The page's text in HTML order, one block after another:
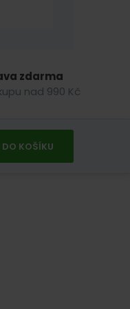
zdarma
nad 990 Kč
DO KOŠÍKU